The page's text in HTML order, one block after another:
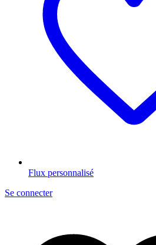
Flux personnalisé
Se connecter